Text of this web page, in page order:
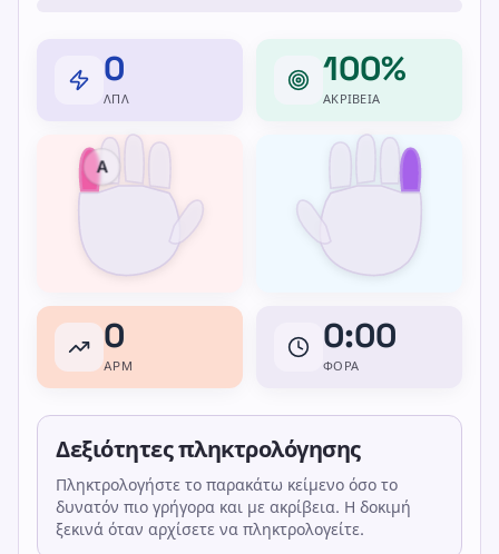
0
ΛΠΛ
100%
ΑΚΡΊΒΕΙΑ
A
0
APM
0:00
ΦΟΡΆ
Δεξιότητες πληκτρολόγησης
Πληκτρολογήστε το παρακάτω κείμενο όσο το
δυνατόν πιο γρήγορα και με ακρίβεια. Η δοκιμή
ξεκινά όταν αρχίσετε να πληκτρολογείτε.